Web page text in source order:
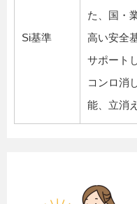
Si基準
た、国・
高い安全
サポート
コンロ消
能、立消